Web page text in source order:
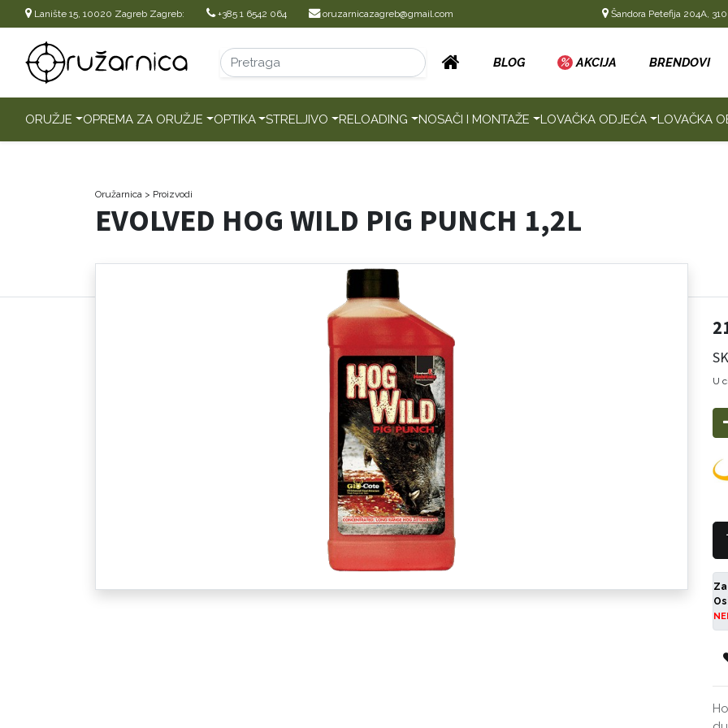
Lanište 15, 10020 Zagreb Zagreb: +385 1 6542 064 oruzarnicazagreb@gmail.com Šandora Petefija 204A,
BLOG % AKCIJA BRENDOVI
ORUŽJE OPREMA ZA ORUŽJE OPTIKA STRELJIVO RELOADING NOSAČI I MONTAŽE LOVAČKA ODJEĆA LOVAČKA
Oružarnica > Proizvodi
EVOLVED HOG WILD PIG PUNCH 1,2L
U